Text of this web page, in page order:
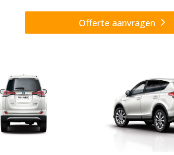
Offerte aanvragen